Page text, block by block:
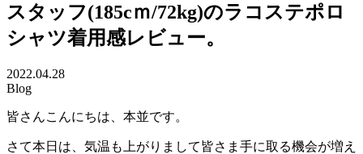
スタッフ(185cｍ/72kg)のラコステポロ
シャツ着用感レビュー。
2022.04.28
Blog
皆さんこんにちは、本並です。
さて本日は、気温も上がりまして皆さま手に取る機会が増え